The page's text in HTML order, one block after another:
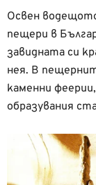
Освен
пещери в
завидната си
нея. В
каменни
образувания